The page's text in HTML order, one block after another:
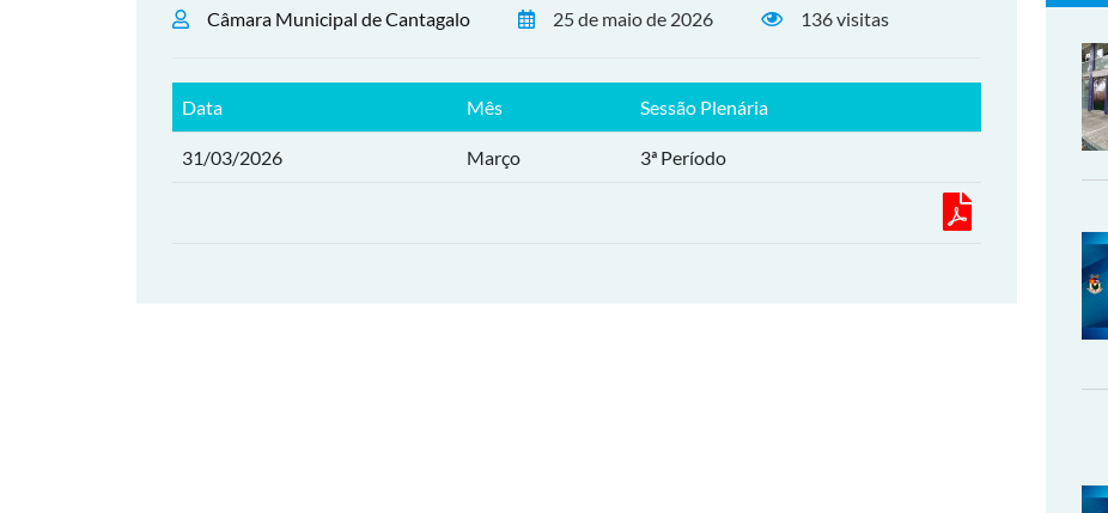
Câmara Municipal de Cantagalo 25 de maio de 2026 136 visitas
Data Mês Sessão Plenária
31/03/2026 Março 3ª Período